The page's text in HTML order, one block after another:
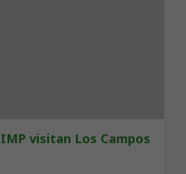
visitan Los Campos